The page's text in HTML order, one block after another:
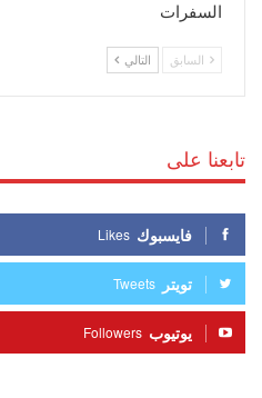
السفرات
السابق التالي
تابعنا على
فايسبوك Likes
تويتر Tweets
يوتيوب Followers